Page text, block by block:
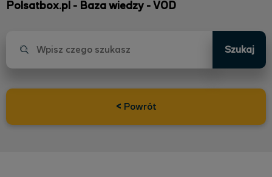
Polsatbox.pl - Baza wiedzy - VOD
Szukaj
< Powrót